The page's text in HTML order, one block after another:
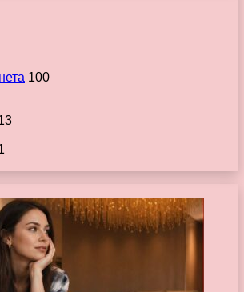
100